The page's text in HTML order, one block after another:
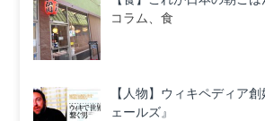
コラム、食
【人物】ウィキペディア
ェールズ』